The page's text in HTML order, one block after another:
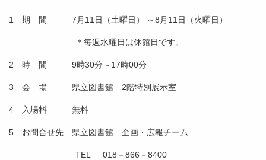
1 期 間 7月11日（土曜日） ～8月11日（火曜日）
＊毎週水曜日は休館日です。
2 時 間 9時30分～17時00分
3 会 場 県立図書館 2階特別展示室
4 入場料 無料
5 お問合せ先 県立図書館 企画・広報チーム
TEL 018－866－8400